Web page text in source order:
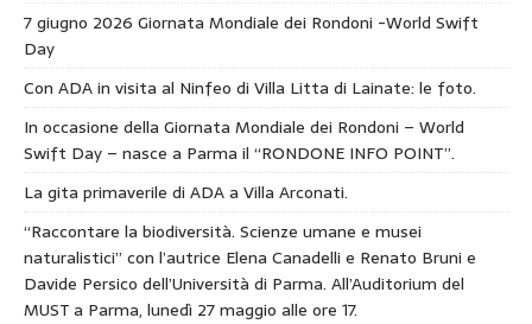
7 giugno 2026 Giornata Mondiale dei Rondoni -World Swift
Day
Con ADA in visita al Ninfeo di Villa Litta di Lainate: le foto.
In occasione della Giornata Mondiale dei Rondoni – World
Swift Day – nasce a Parma il “RONDONE INFO POINT”.
La gita primaverile di ADA a Villa Arconati.
“Raccontare la biodiversità. Scienze umane e musei
naturalistici” con l’autrice Elena Canadelli e Renato Bruni e
Davide Persico dell’Università di Parma. All’Auditorium del
MUST a Parma, lunedì 27 maggio alle ore 17.